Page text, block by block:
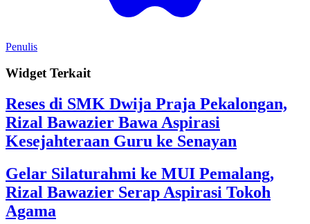
Penulis
Widget Terkait
Reses di SMK Dwija Praja Pekalongan,
Rizal Bawazier Bawa Aspirasi
Kesejahteraan Guru ke Senayan
Gelar Silaturahmi ke MUI Pemalang,
Rizal Bawazier Serap Aspirasi Tokoh
Agama